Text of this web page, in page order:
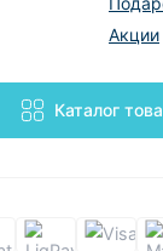
Акции
Каталог